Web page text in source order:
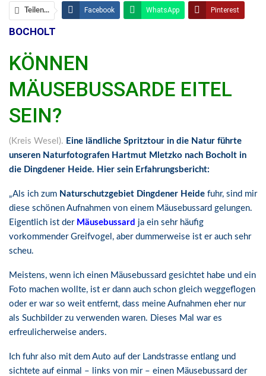
Teilen... Facebook WhatsApp Pinterest
Facebook Messenger
BOCHOLT
KÖNNEN
MÄUSEBUSSARDE EITEL
SEIN?
(Kreis Wesel). Eine ländliche Spritztour in die Natur führte
unseren Naturfotografen Hartmut Mletzko nach Bocholt in
die Dingdener Heide. Hier sein Erfahrungsbericht:
„Als ich zum Naturschutzgebiet Dingdener Heide fuhr, sind mir
diese schönen Aufnahmen von einem Mäusebussard gelungen.
Eigentlich ist der Mäusebussard ja ein sehr häufig
vorkommender Greifvogel, aber dummerweise ist er auch sehr
scheu.
Meistens, wenn ich einen Mäusebussard gesichtet habe und ein
Foto machen wollte, ist er dann auch schon gleich weggeflogen
oder er war so weit entfernt, dass meine Aufnahmen eher nur
als Suchbilder zu verwenden waren. Dieses Mal war es
erfreulicherweise anders.
Ich fuhr also mit dem Auto auf der Landstrasse entlang und
sichtete auf einmal – links von mir – einen Mäusebussard der